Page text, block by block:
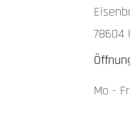
78604
Mo -